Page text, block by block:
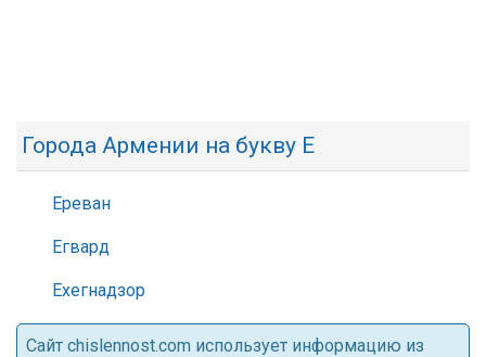
Города Армении на букву Е
Ереван
Егвард
Ехегнадзор
Cайт chislennost.com использует информацию из